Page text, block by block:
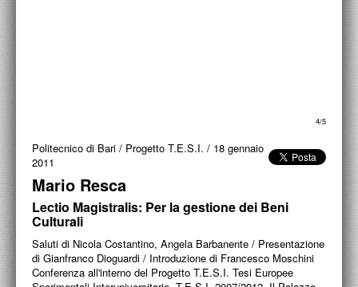
4/5
Politecnico di Bari / Progetto T.E.S.I. / 18 gennaio
2011
Mario Resca
Lectio Magistralis: Per la gestione dei Beni
Culturali
Saluti di Nicola Costantino, Angela Barbanente / Presentazione
di Gianfranco Dioguardi / Introduzione di Francesco Moschini
Conferenza all'interno del Progetto T.E.S.I. Tesi Europee